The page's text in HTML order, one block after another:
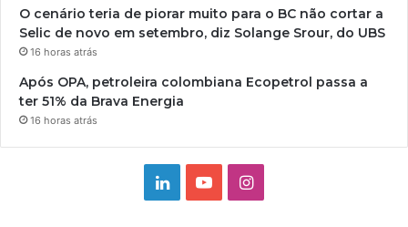
O cenário teria de piorar muito para o BC não cortar a
Selic de novo em setembro, diz Solange Srour, do UBS
16 horas atrás
Após OPA, petroleira colombiana Ecopetrol passa a
ter 51% da Brava Energia
16 horas atrás
LinkedinYouTubeInstagram